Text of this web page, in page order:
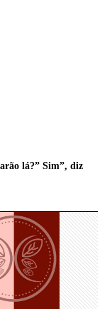
lá?” Sim”, diz